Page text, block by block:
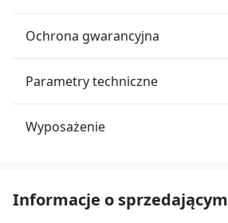
Ochrona gwarancyjna
Parametry techniczne
Wyposażenie
Informacje o sprzedającym